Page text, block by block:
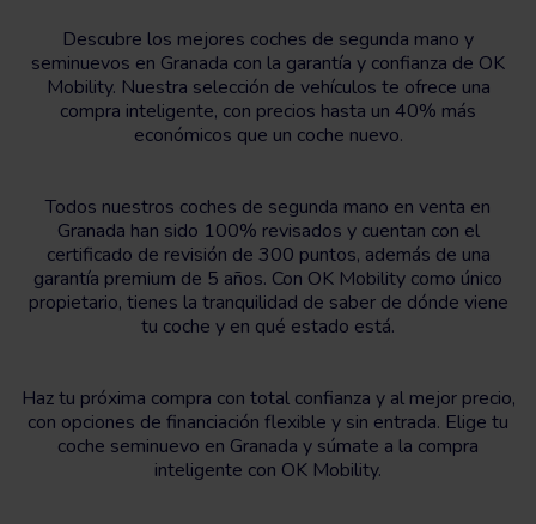
Descubre los mejores coches de segunda mano y
seminuevos en Granada con la garantía y confianza de OK
Mobility. Nuestra selección de vehículos te ofrece una
compra inteligente, con precios hasta un 40% más
económicos que un coche nuevo.
Todos nuestros coches de segunda mano en venta en
Granada han sido 100% revisados y cuentan con el
certificado de revisión de 300 puntos, además de una
garantía premium de 5 años. Con OK Mobility como único
propietario, tienes la tranquilidad de saber de dónde viene
tu coche y en qué estado está.
Haz tu próxima compra con total confianza y al mejor precio,
con opciones de financiación flexible y sin entrada. Elige tu
coche seminuevo en Granada y súmate a la compra
inteligente con OK Mobility.